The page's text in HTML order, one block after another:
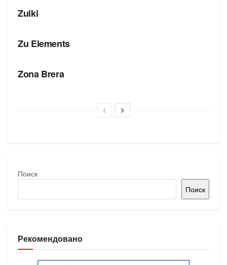
Zuiki
Zu Elements
Zona Brera
Поиск
Поиск
Рекомендовано